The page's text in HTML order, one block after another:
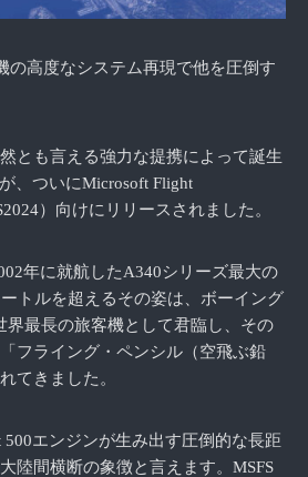
の高度なシステム再現で他を圧倒す
とも言える強力な提携によって誕生
、ついにMicrosoft Flight
）向けにリリースされました。
年に就航したA340シリーズ最大の
トルを超えるその姿は、ボーイング
界最長の旅客機として君臨し、その
フライング・ペンシル（空飛ぶ鉛
てきました。
500エンジンが生み出す圧倒的な長距
陸間横断の象徴と言えます。MSFS